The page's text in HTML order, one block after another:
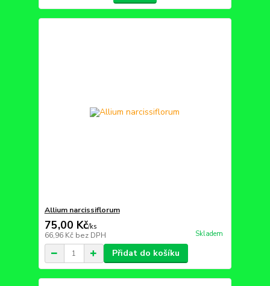
Allium narcissiflorum
75,00 Kč/ks
66,96 Kč bez DPH Skladem
Přidat do košíku